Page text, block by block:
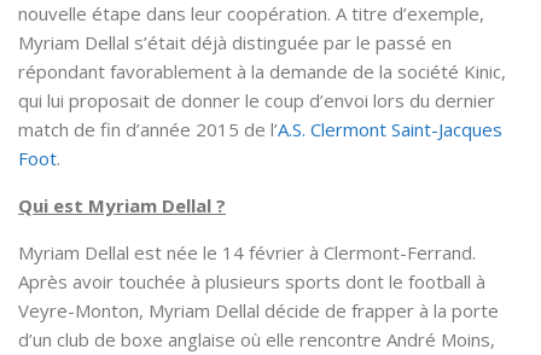
nouvelle étape dans leur coopération. A titre d’exemple,
Myriam Dellal s’était déjà distinguée par le passé en
répondant favorablement à la demande de la société Kinic,
qui lui proposait de donner le coup d’envoi lors du dernier
match de fin d’année 2015 de l’A.S. Clermont Saint-Jacques
Foot.
Qui est Myriam Dellal ?
Myriam Dellal est née le 14 février à Clermont-Ferrand.
Après avoir touchée à plusieurs sports dont le football à
Veyre-Monton, Myriam Dellal décide de frapper à la porte
d’un club de boxe anglaise où elle rencontre André Moins,